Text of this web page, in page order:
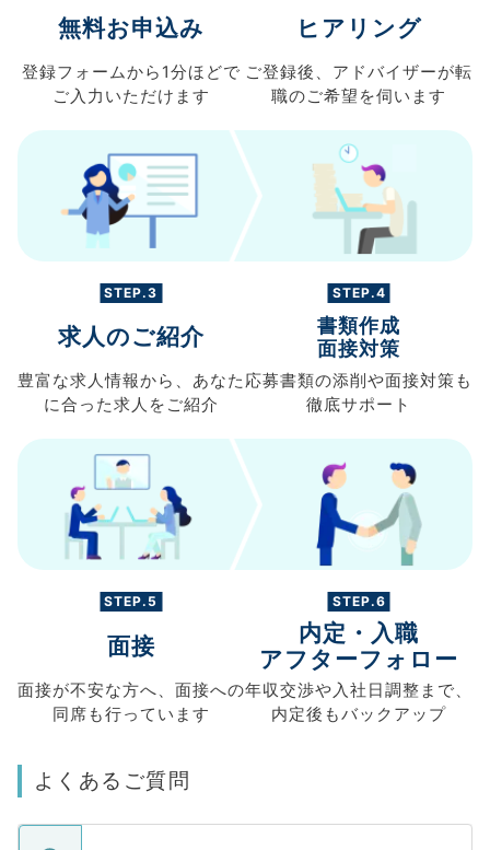
無料お申込み
登録フォームから 1分ほどで
ご入力 いただけます
ヒアリング
ご登録後、 アドバイザーが転
職のご希望を伺います
STEP.3
求人のご紹介
豊富な求人情報から、 あなた
に合った求人を ご紹介
STEP.4
書類作成
面接対策
応募書類の添削や面接対策も
徹底サポート
STEP.5
面接
面接が不安な方へ、 面接への
同席も行っています
STEP.6
内定・入職
アフターフォロー
年収交渉や入社日調整まで、
内定後もバックアップ
よくあるご質問